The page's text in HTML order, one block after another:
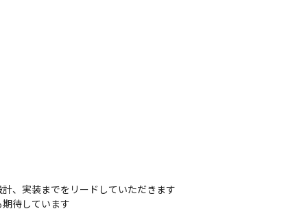
、実装までをリードしていただきます
待しています